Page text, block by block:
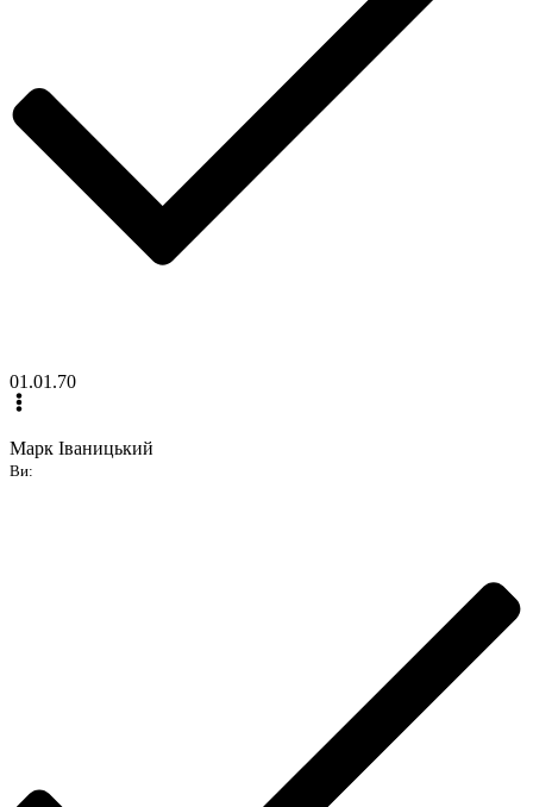
01.01.70
Марк Іваницький
Ви: